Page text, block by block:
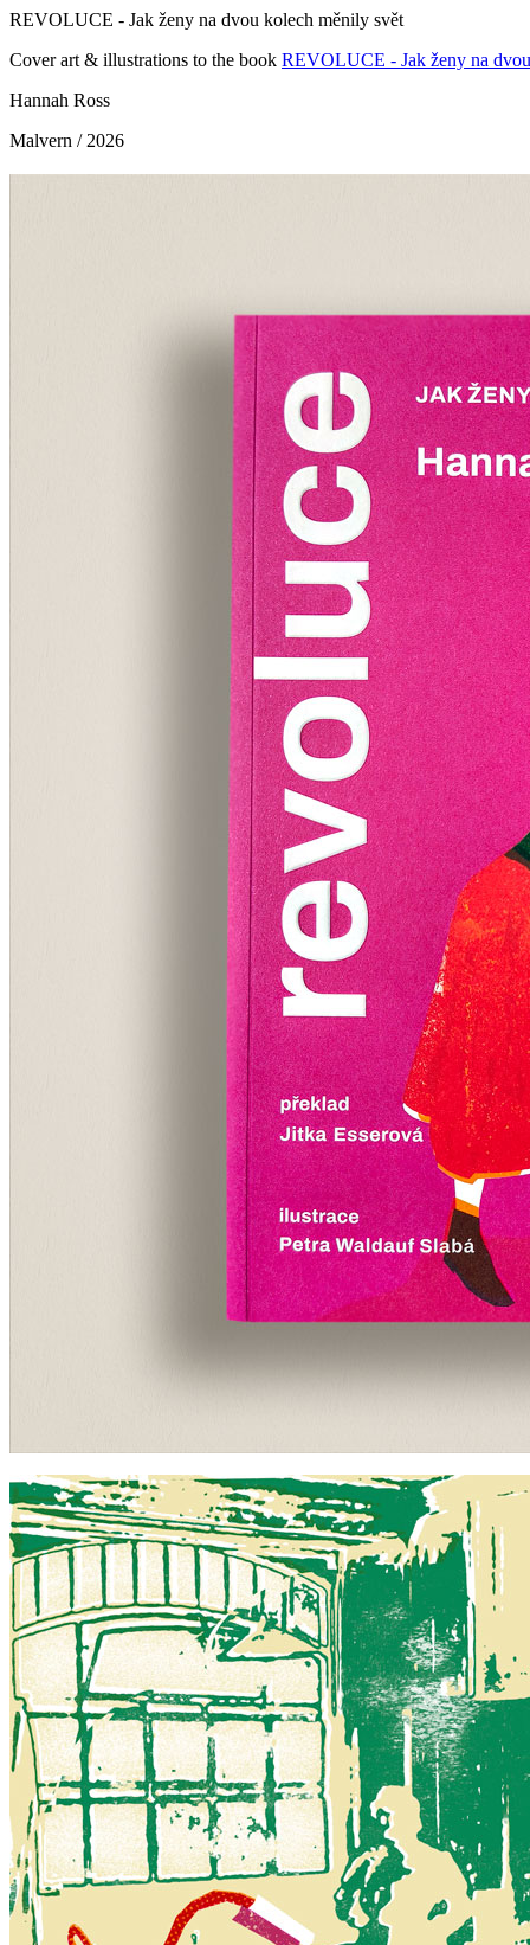
REVOLUCE - Jak ženy na dvou kolech měnily svět
Cover art & illustrations to the book REVOLUCE - Jak ženy na
Hannah Ross
Malvern / 2026